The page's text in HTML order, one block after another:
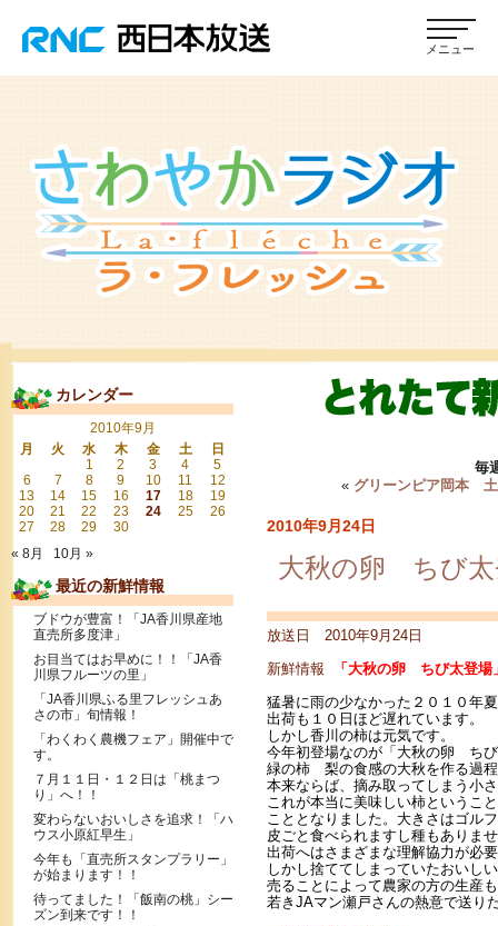
毎
« グリーンピア岡本
2010年9月24日
大秋の卵 ちび太
放送日 2010年9月24日
新鮮情報
「大秋の卵 ちび太登場
猛暑に雨の少なかった２０１０年
出荷も１０日ほど遅れています。
しかし香川の柿は元気です。
今年初登場なのが「大秋の卵 ち
緑の柿 梨の食感の大秋を作る過
本来ならば、摘み取ってしまう小
これが本当に美味しい柿というこ
こととなりました。大きさはゴル
皮ごと食べられますし種もありま
出荷へはさまざまな理解協力が必
しかし捨ててしまっていたおいし
売ることによって農家の方の生産
若きJAマン瀬戸さんの熱意で送り
カレンダー
2010年9月
月
火 水 木 金 土
日
1
2 3 4
5
6
7 8 9 10 11
12
13
14 15 16 17 18
19
20
21 22 23 24 25
26
27
28 29
30
« 8月
10月 »
最近の新鮮情報
ブドウが豊富！「JA香川県産地
直売所多度津」
お目当てはお早めに！！「JA香
川県フルーツの里」
「JA香川県ふる里フレッシュあ
さの市」旬情報！
「わくわく農機フェア」開催中で
す。
７月１１日・１２日は「桃まつ
り」へ！！
変わらないおいしさを追求！「ハ
ウス小原紅早生」
今年も「直売所スタンプラリー」
が始まります！！
待ってました！「飯南の桃」シー
ズン到来です！！